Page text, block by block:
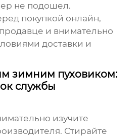
не подошел.
покупкой онлайн,
и внимательно
доставки и
зимним пуховиком:
службы
изучите
Стирайте